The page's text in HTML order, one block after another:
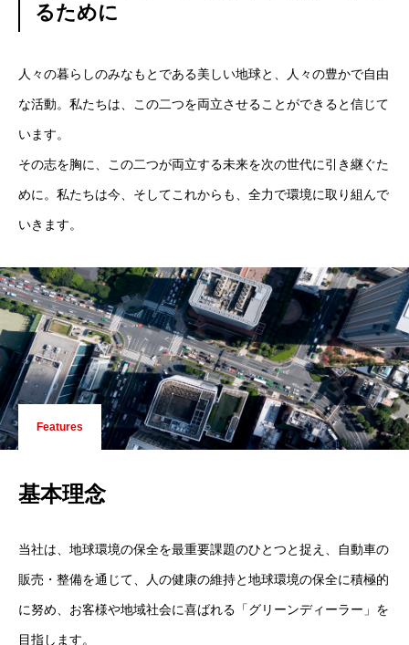
基本を知る
るために
人々の暮らしのみなもとである美しい地球と、人々の豊かで自由
な活動。私たちは、この二つを両立させることができると信じて
います。
その志を胸に、この二つが両立する未来を次の世代に引き継ぐた
めに。私たちは今、そしてこれからも、全力で環境に取り組んで
いきます。
Features
基本理念
当社は、地球環境の保全を最重要課題のひとつと捉え、自動車の
販売・整備を通じて、人の健康の維持と地球環境の保全に積極的
に努め、お客様や地域社会に喜ばれる「グリーンディーラー」を
目指します。